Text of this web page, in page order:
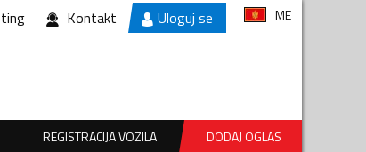
Kontakt Uloguj se ME
REGISTRACIJA VOZILA
DODAJ OGLAS